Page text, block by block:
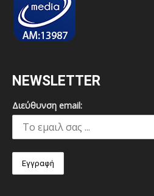
NEWSLETTER
Διεύθυνση email: